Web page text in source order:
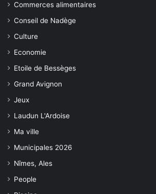
Commerces alimentaires
Conseil de Nadège
Culture
Economie
Etoile de Bessèges
Grand Avignon
Jeux
Laudun L'Ardoise
Ma ville
Municipales 2026
Nîmes, Ales
People